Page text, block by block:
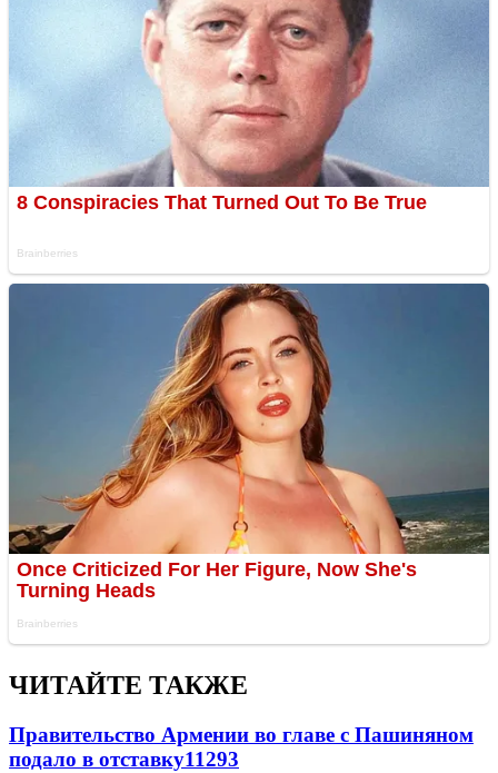
ЧИТАЙТЕ ТАКЖЕ
Правительство Армении во главе с Пашиняном
подало в отставку11293